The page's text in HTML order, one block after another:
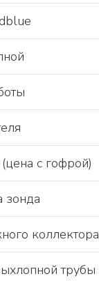
с гофрой)
зонда
коллектора
трубы